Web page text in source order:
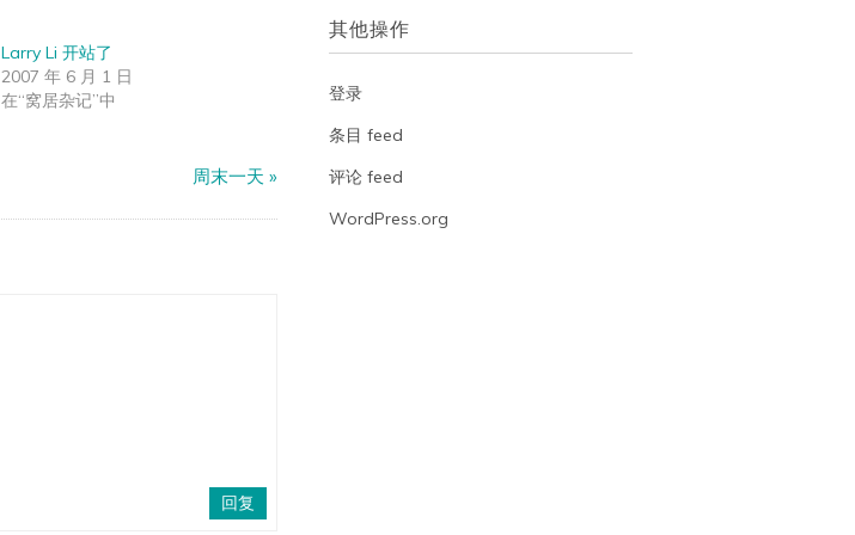
Larry Li 开站了
2007 年 6 月 1 日
在“窝居杂记”中
周末一天 »
回复
其他操作
登录
条目 feed
评论 feed
WordPress.org